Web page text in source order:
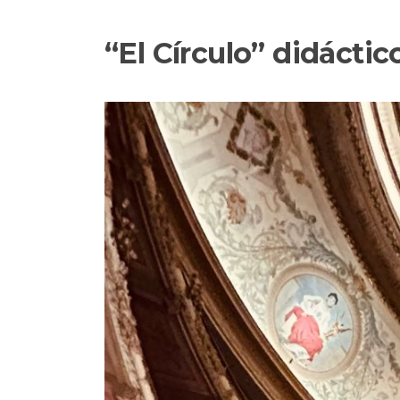
“El Círculo”